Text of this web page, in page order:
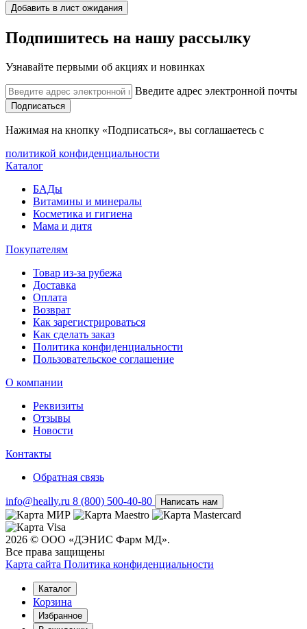
Добавить в лист ожидания
Подпишитесь на нашу рассылку
Узнавайте первыми об акциях и новинках
Введите адрес электронной почты
Подписаться
Нажимая на кнопку «Подписаться», вы соглашаетесь с
политикой конфиденциальности
Каталог
БАДы
Витамины и минералы
Косметика и гигиена
Мама и дитя
Покупателям
Товар из-за рубежа
Доставка
Оплата
Возврат
Как зарегистрироваться
Как сделать заказ
Политика конфиденциальности
Пользовательское соглашение
О компании
Реквизиты
Отзывы
Новости
Контакты
Обратная связь
info@heally.ru 8 (800) 500-40-80 Написать нам
2026 © ООО «ДЭНИС Фарм МД».
Все права защищены
Карта сайта Политика конфиден­циальности
Каталог
Корзина
Избранное